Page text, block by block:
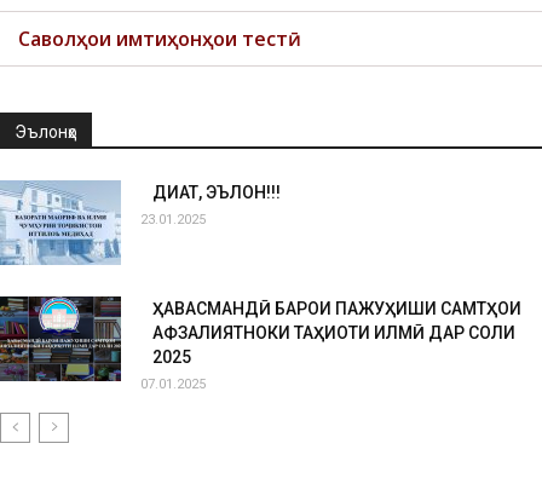
Саволҳои имтиҳонҳои тестӣ
Эълонҳо
ДИҚҚАТ, ЭЪЛОН!!!
23.01.2025
ҲАВАСМАНДӢ БАРОИ ПАЖУҲИШИ САМТҲОИ
АФЗАЛИЯТНОКИ ТАҲҚИҚОТИ ИЛМӢ ДАР СОЛИ
2025
07.01.2025